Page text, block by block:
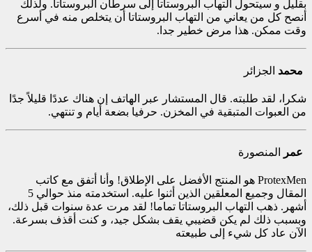
بقليل و سيتحول التهاب البروستاتا إلى سرطان البروستاتا. ولذلك
أنصح كل من يعاني من التهاب البروستاتا أن يتخلص منه في أسرع
وقت ممكن. هذا مرض خطير جدا.
محمد الجزائر
شكرا، لقد طلبته. قال المستشار عبر الهاتف إن هناك عددًا قليلاً جدًا
من العبوات المتبقية في المخزن. حرفيا بضعة أيام و تنتهي.
عمر المنصورة
ProtexMen هو المنتج الأفضل على الإطلاق! وأنا أتفق مع كاتب
المقال وجميع المعلقين الذين أثنوا عليه. استخدمته منذ حوالي 5
أشهر. ذهب التهاب البروستاتا تماما! لقد مرت عدة سنوات قبل ذلك،
وبسبب ذلك لم يكن قضيبي يقف بشكل جيد، و كنت أقذف بسرعة.
الآن عاد كل شيء إلى طبيعته